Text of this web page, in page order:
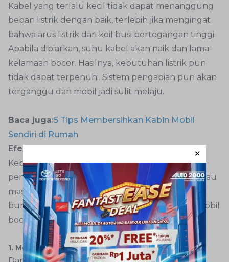
Kabel yang terlalu kecil tidak dapat menanggung
beban listrik dengan baik, terlebih jika mengingat
bahwa arus listrik dari koil busi bertegangan tinggi.
Apabila dibiarkan, suhu kabel akan naik dan lama-
kelamaan bocor. Hasilnya, kebutuhan listrik pun
tidak dapat terpenuhi. Sistem pengapian pun akan
terganggu dan mobil jadi sulit melaju.
Baca juga:5 Tips Membersihkan Kabin Mobil
Sendiri di Rumah
Efek buruk akibat kabel busi mobil bocor
Kebocoran pada kabel busi mobil, apa pun itu
penyebabnya, tentu akan memicu gangguan atau
masalah. Berikut ini beberapa dampak atau efek
buruk yang biasanya timbul akibat kabel busi mobil
bocor.
1. Mesin mobil mengeluarkan percikan api